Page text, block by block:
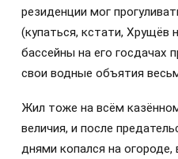
резиденции мог
(купаться, кстати, Хрущёв
бассейны на его госдачах
свои водные объятия
Жил тоже на всём
величия, и после
днями копался на